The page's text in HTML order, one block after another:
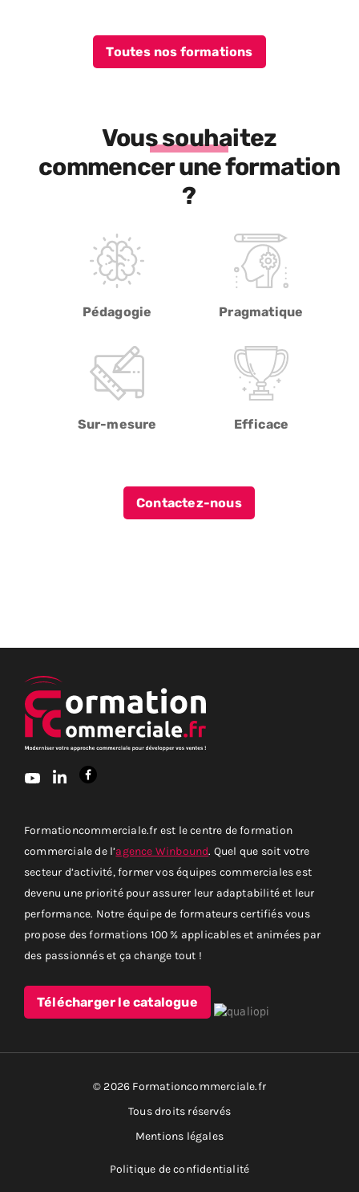
Toutes nos formations
Vous souhaitez
commencer une formation
?
Pédagogie Pragmatique
Sur-mesure Efficace
Contactez-nous
Formationcommerciale.fr est le centre de formation
commerciale de l’agence Winbound. Quel que soit votre
secteur d’activité, former vos équipes commerciales est
devenu une priorité pour assurer leur adaptabilité et leur
performance. Notre équipe de formateurs certifiés vous
propose des formations 100 % applicables et animées par
des passionnés et ça change tout !
Télécharger le catalogue
© 2026 Formationcommerciale.fr
Tous droits réservés
Mentions légales
Politique de confidentialité